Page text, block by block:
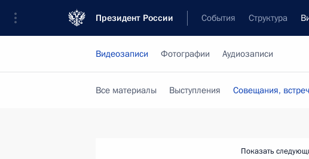
Президент России События Структура
Видеозаписи Фотографии Аудиозаписи
Все материалы Выступления Совещания,
Показать